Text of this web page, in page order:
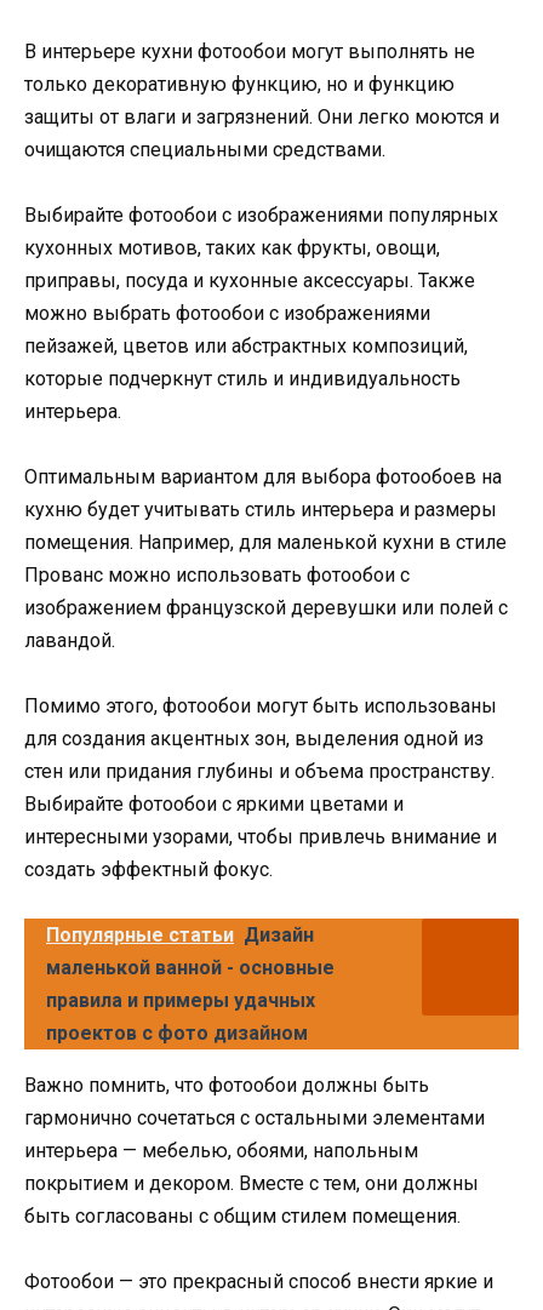
В интерьере кухни фотообои могут выполнять не
только декоративную функцию, но и функцию
защиты от влаги и загрязнений. Они легко моются и
очищаются специальными средствами.
Выбирайте фотообои с изображениями популярных
кухонных мотивов, таких как фрукты, овощи,
приправы, посуда и кухонные аксессуары. Также
можно выбрать фотообои с изображениями
пейзажей, цветов или абстрактных композиций,
которые подчеркнут стиль и индивидуальность
интерьера.
Оптимальным вариантом для выбора фотообоев на
кухню будет учитывать стиль интерьера и размеры
помещения. Например, для маленькой кухни в стиле
Прованс можно использовать фотообои с
изображением французской деревушки или полей с
лавандой.
Помимо этого, фотообои могут быть использованы
для создания акцентных зон, выделения одной из
стен или придания глубины и объема пространству.
Выбирайте фотообои с яркими цветами и
интересными узорами, чтобы привлечь внимание и
создать эффектный фокус.
Популярные статьи Дизайн
маленькой ванной - основные
правила и примеры удачных
проектов с фото дизайном
Важно помнить, что фотообои должны быть
гармонично сочетаться с остальными элементами
интерьера — мебелью, обоями, напольным
покрытием и декором. Вместе с тем, они должны
быть согласованы с общим стилем помещения.
Фотообои — это прекрасный способ внести яркие и